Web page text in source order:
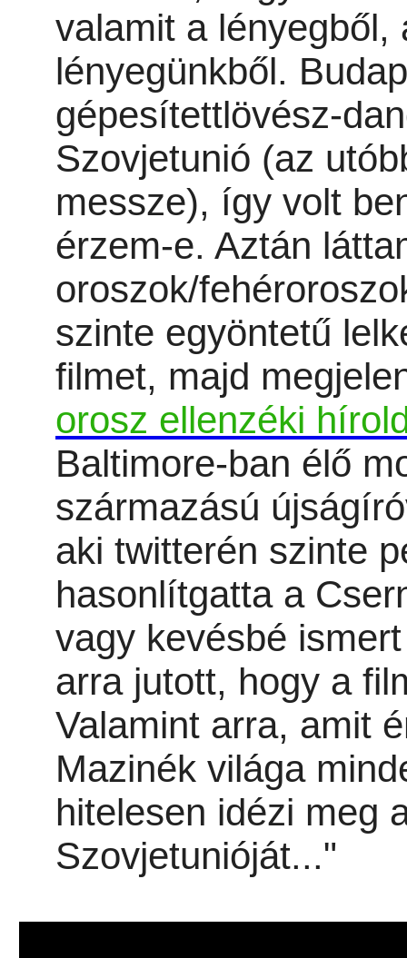
valamit a lényegből,
lényegünkből.
gépesítettlövész-
Szovjetunió (az
messze), így volt
érzem-e. Aztán
oroszok/
szinte egyöntetű
filmet, majd
orosz ellenzéki
Baltimore-ban élő
származású
aki twitterén szinte
hasonlítgatta a
vagy kevésbé
arra jutott, hogy a
Valamint arra, amit
Mazinék világa
hitelesen idézi meg
Szovjetunióját..."